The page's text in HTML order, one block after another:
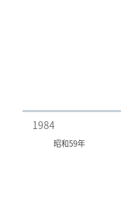
1984
昭和59年